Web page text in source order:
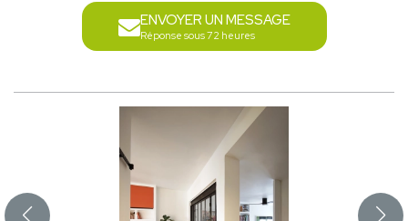
ENVOYER UN MESSAGE
Réponse sous 72 heures